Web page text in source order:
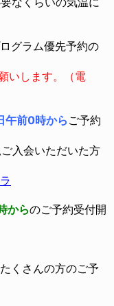
グラム優先予約の
いします。（電
午前0時から ご予約
入会いただいた方
からのご予約受付開
くさんの方のご予